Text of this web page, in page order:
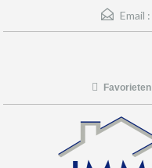
Email :
Favorieten